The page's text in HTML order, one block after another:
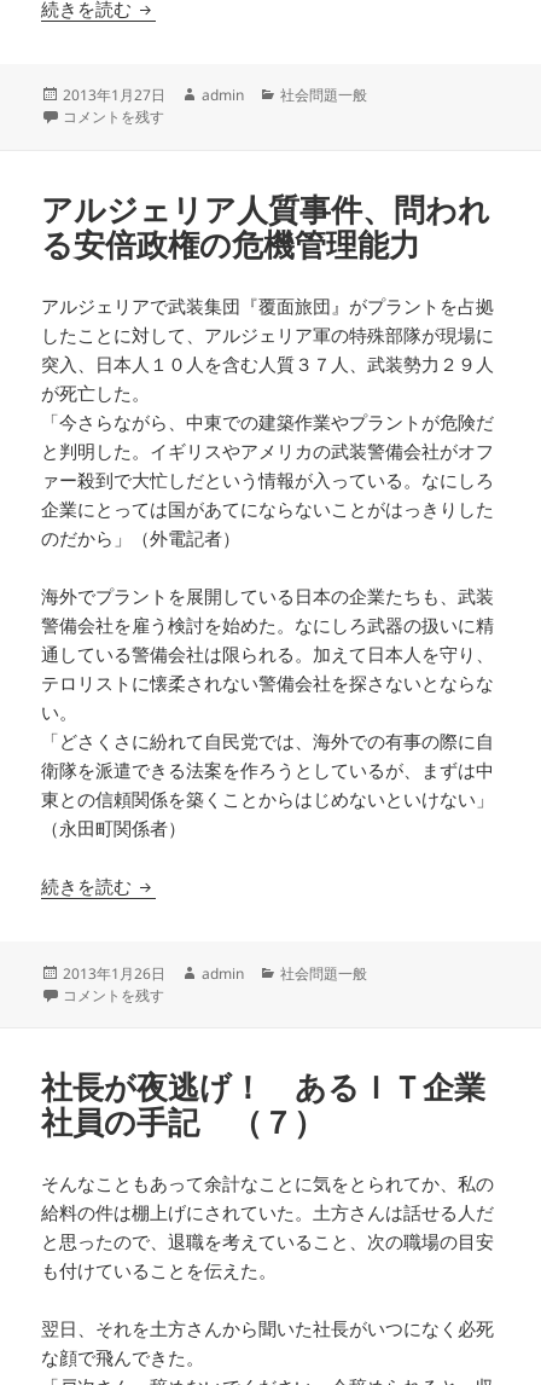
続きを読む ミャンマーの『民主化』は本当か！？ ヤンゴ
投
稿
2013年1月27日
作
admin
カ
社会問題一般
ミャンマーの『民主化』は本当か！？ ヤンゴンで生活してみた ８ に
コメントを残す
アルジェリア人質事件、問われ
る安倍政権の危機管理能力
アルジェリアで武装集団『覆面旅団』がプラントを占拠
したことに対して、アルジェリア軍の特殊部隊が現場に
突入、日本人１０人を含む人質３７人、武装勢力２９人
が死亡した。
「今さらながら、中東での建築作業やプラントが危険だ
と判明した。イギリスやアメリカの武装警備会社がオフ
ァー殺到で大忙しだという情報が入っている。なにしろ
企業にとっては国があてにならないことがはっきりした
のだから」（外電記者）
海外でプラントを展開している日本の企業たちも、武装
警備会社を雇う検討を始めた。なにしろ武器の扱いに精
通している警備会社は限られる。加えて日本人を守り、
テロリストに懐柔されない警備会社を探さないとならな
い。
「どさくさに紛れて自民党では、海外での有事の際に自
衛隊を派遣できる法案を作ろうとしているが、まずは中
東との信頼関係を築くことからはじめないといけない」
（永田町関係者）
続きを読む アルジェリア人質事件、問われる安倍政権の危機
投
稿
2013年1月26日
作
admin
カ
社会問題一般
アルジェリア人質事件、問われる安倍政権の危機管理能力 に
コメントを残す
社長が夜逃げ！ あるＩＴ企業
社員の手記 （７）
そんなこともあって余計なことに気をとられてか、私の
給料の件は棚上げにされていた。土方さんは話せる人だ
と思ったので、退職を考えていること、次の職場の目安
も付けていることを伝えた。
翌日、それを土方さんから聞いた社長がいつになく必死
な顔で飛んできた。